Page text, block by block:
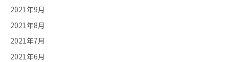
2021年9月
2021年8月
2021年7月
2021年6月